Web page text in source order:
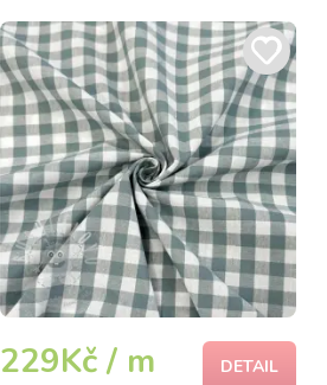
229Kč / m DETAIL